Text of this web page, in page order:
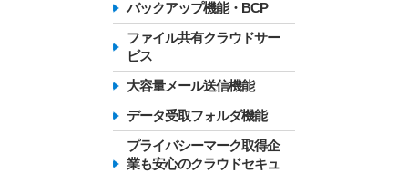
バックアップ機能・BCP
ファイル共有クラウドサー
ビス
大容量メール送信機能
データ受取フォルダ機能
プライバシーマーク取得企
業も安心のクラウドセキュ